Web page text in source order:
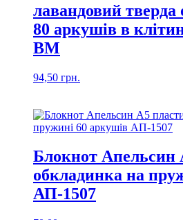
лавандовий
80 аркушів в
ВМ
94,50 грн.
Блокнот Апельсин
обкладинка на
АП-1507